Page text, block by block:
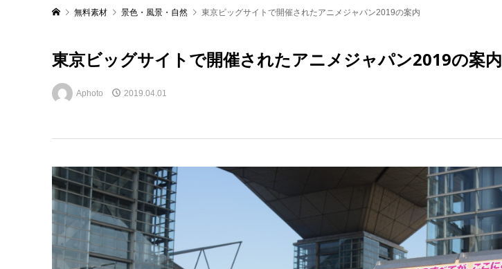
無料素材 景色・風景・自然 東京ビッグサイトで開催されたアニメジャパン2019の案内
東京ビッグサイトで開催されたアニメジャパン2019の案内
Aphoto 2019.04.01